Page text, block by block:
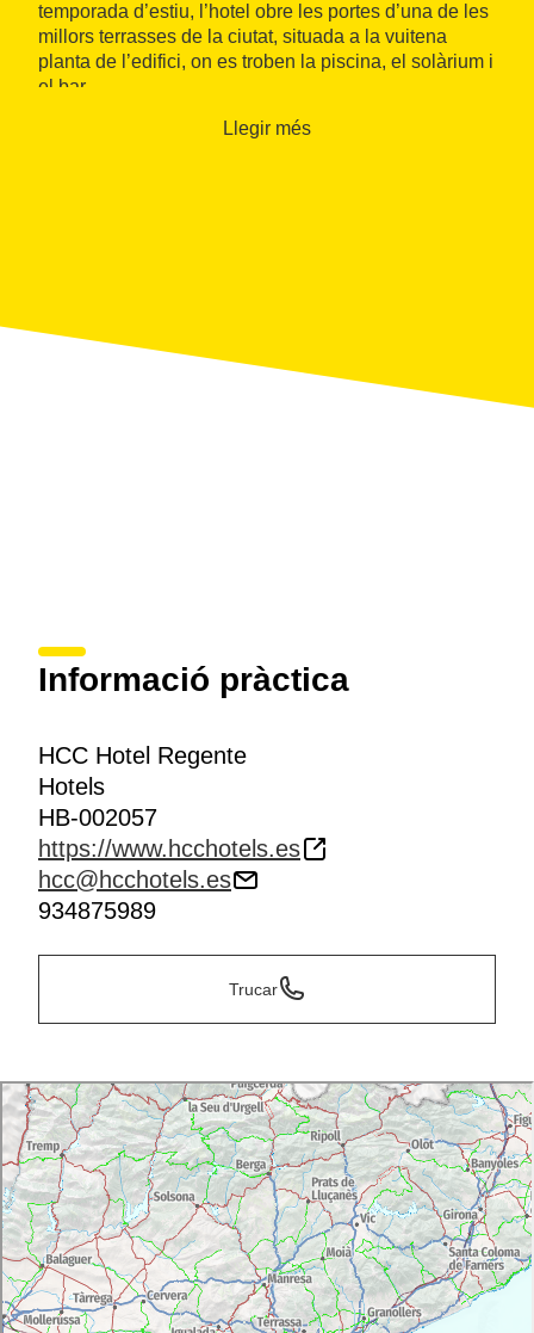
temporada d’estiu, l’hotel obre les portes d’una de les
millors terrasses de la ciutat, situada a la vuitena
planta de l’edifici, on es troben la piscina, el solàrium i
el bar.
L’hotel HCC Regente està ubicat en un dels principals
Llegir més
Informació pràctica
HCC Hotel Regente
Hotels
HB-002057
https://www.hcchotels.es
hcc@hcchotels.es
934875989
Trucar